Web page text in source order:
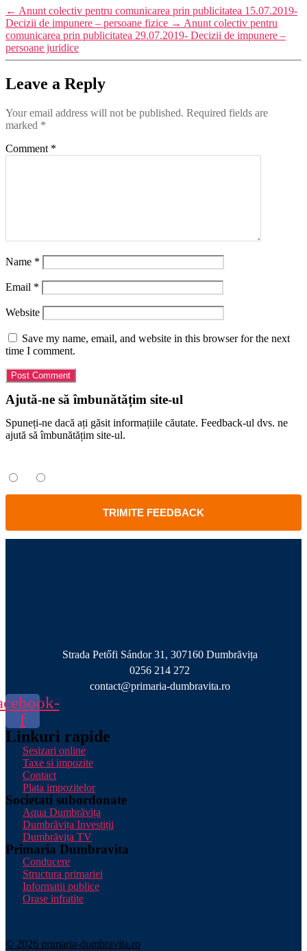
← Anunt colectiv pentru comunicarea prin publicitatea 15.07.2019-
Decizii de impunere – persoane fizice → Anunt colectiv pentru
comunicarea prin publicitatea 29.07.2019- Decizii de impunere –
persoane juridice
Leave a Reply
Your email address will not be published. Required fields are
marked *
Comment *
Name *
Email *
Website
Save my name, email, and website in this browser for the next
time I comment.
Ajută-ne să îmbunătățim site-ul
Spuneți-ne dacă ați găsit informațiile căutate. Feedback-ul dvs. ne
ajută să îmbunătățim site-ul.
TRIMITE FEEDBACK
Strada Petőfi Sándor 31, 307160 Dumbrăvița
0256 214 272
contact@primaria-dumbravita.ro
f
Linkuri rapide
Sesizari online
Taxe si impozite
Contact
Plata impozitelor
Societati subordonate
Aqua Dumbrăvița
Dumbrăvița Investiții
Dumbrăvița TV
Primaria Dumbravita
Conducere
Structura primariei
Informatii publice
Orase infratite
© 2026 primaria-dumbravita.ro